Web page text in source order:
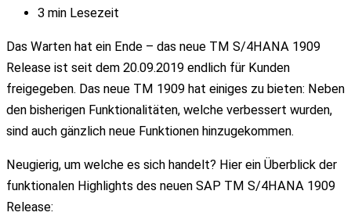
3 min Lesezeit
Das Warten hat ein Ende – das neue TM S/4HANA 1909
Release ist seit dem 20.09.2019 endlich für Kunden
freigegeben. Das neue TM 1909 hat einiges zu bieten: Neben
den bisherigen Funktionalitäten, welche verbessert wurden,
sind auch gänzlich neue Funktionen hinzugekommen.
Neugierig, um welche es sich handelt? Hier ein Überblick der
funktionalen Highlights des neuen SAP TM S/4HANA 1909
Release: